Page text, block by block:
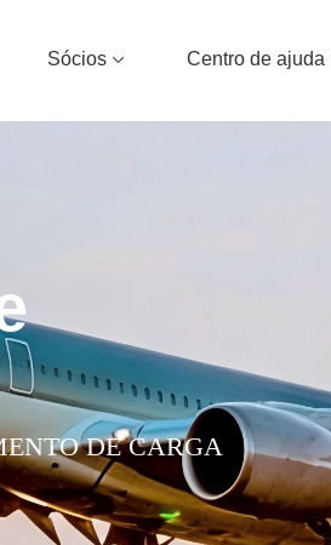
Sócios Centro de ajuda
DE CARGA